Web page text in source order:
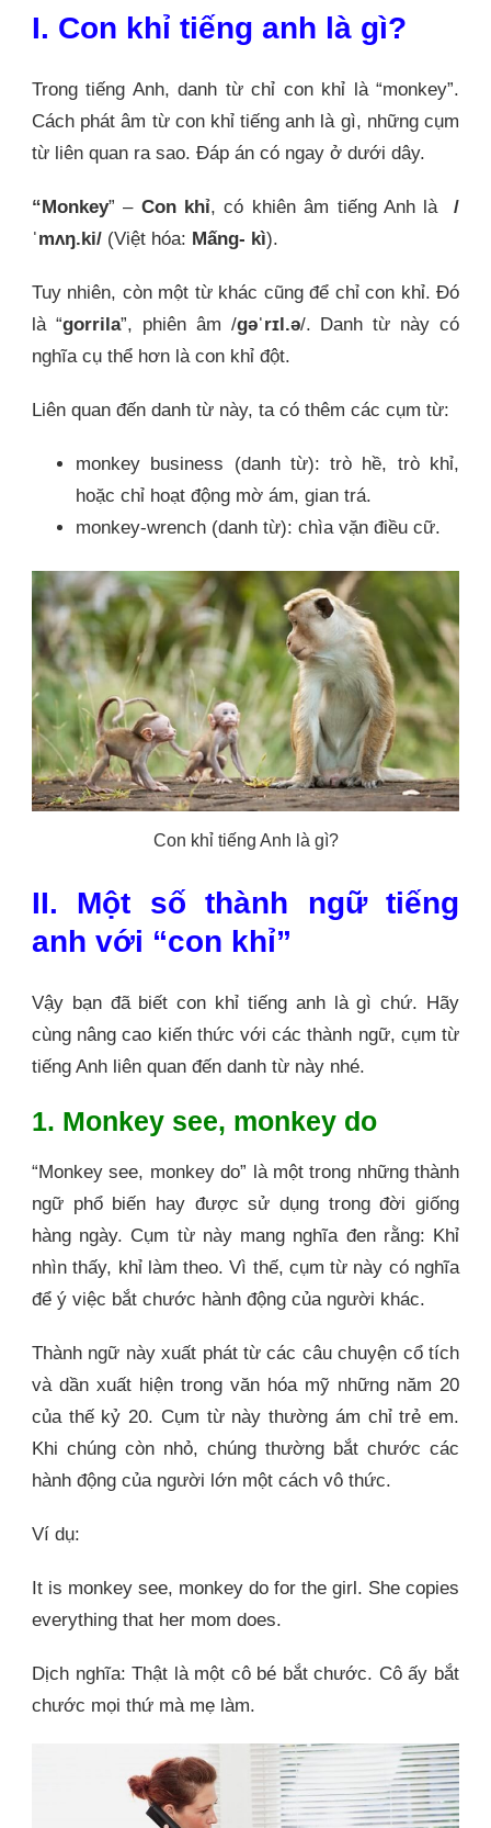
I. Con khỉ tiếng anh là gì?
Trong tiếng Anh, danh từ chỉ con khỉ là “monkey”.
Cách phát âm từ con khỉ tiếng anh là gì, những cụm
từ liên quan ra sao. Đáp án có ngay ở dưới dây.
“Monkey” – Con khỉ, có khiên âm tiếng Anh là/
ˈmʌŋ.ki/ (Việt hóa: Mấng- kì).
Tuy nhiên, còn một từ khác cũng để chỉ con khỉ. Đó
là “gorrila”, phiên âm /ɡəˈrɪl.ə/. Danh từ này có
nghĩa cụ thể hơn là con khỉ đột.
Liên quan đến danh từ này, ta có thêm các cụm từ:
monkey business (danh từ): trò hề, trò khỉ,
hoặc chỉ hoạt động mờ ám, gian trá.
monkey-wrench (danh từ): chìa vặn điều cữ.
Con khỉ tiếng Anh là gì?
II. Một số thành ngữ tiếng
anh với “con khỉ”
Vậy bạn đã biết con khỉ tiếng anh là gì chứ. Hãy
cùng nâng cao kiến thức với các thành ngữ, cụm từ
tiếng Anh liên quan đến danh từ này nhé.
1. Monkey see, monkey do
“Monkey see, monkey do” là một trong những thành
ngữ phổ biến hay được sử dụng trong đời giống
hàng ngày. Cụm từ này mang nghĩa đen rằng: Khỉ
nhìn thấy, khỉ làm theo. Vì thế, cụm từ này có nghĩa
để ý việc bắt chước hành động của người khác.
Thành ngữ này xuất phát từ các câu chuyện cổ tích
và dần xuất hiện trong văn hóa mỹ những năm 20
của thế kỷ 20. Cụm từ này thường ám chỉ trẻ em.
Khi chúng còn nhỏ, chúng thường bắt chước các
hành động của người lớn một cách vô thức.
Ví dụ:
It is monkey see, monkey do for the girl. She copies
everything that her mom does.
Dịch nghĩa: Thật là một cô bé bắt chước. Cô ấy bắt
chước mọi thứ mà mẹ làm.